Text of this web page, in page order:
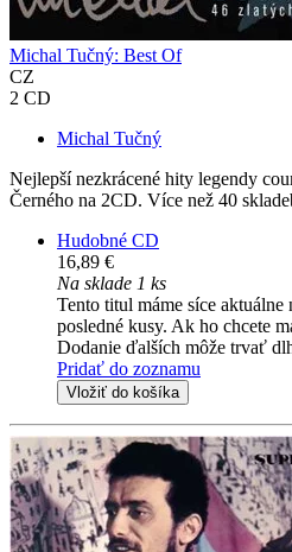
Michal Tučný: Best Of
CZ
2 CD
Michal Tučný
Nejlepší nezkrácené hity legendy
Černého na 2CD. Více než 40
Hudobné CD
16,89 €
Na sklade 1 ks
Tento titul máme síce aktuálne
posledné kusy. Ak ho chcete
Dodanie ďalších môže trvať
Pridať do zoznamu
Vložiť do košíka